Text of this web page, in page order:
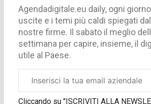
Agendadigitale.eu daily, ogni
uscite e i temi più caldi spiegati
nostre firme. Il sabato il meglio
settimana per capire, insieme, il
utile al Paese.
aziendale
Cliccando su "ISCRIVITI ALLA